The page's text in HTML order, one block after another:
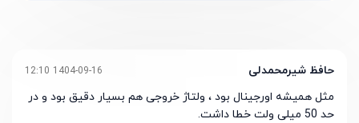
حافظ شیرمحمدلی 1404-09-16 12:10
مثل همیشه اورجینال بود ، ولتاژ خروجی هم بسیار دقیق بود و در
حد 50 میلی ولت خطا داشت.